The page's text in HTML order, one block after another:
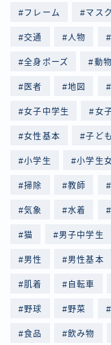
フレーム マスク
交通 人物
全身ポーズ 動物
医者 地図
女子中学生 女
女性基本 子ども
小学生 小学生
掃除 教師
気象 水着
猫 男子中学生
男性 男性基本
肌着 自転車
野球 野菜
食品 飲み物